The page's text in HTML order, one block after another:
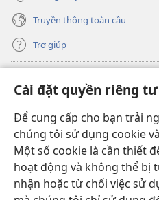
Cài đặt quyền riêng tư
Để cung cấp cho bạn trải
chúng tôi sử dụng cookie
Một số cookie là cần thiết
hoạt động và không thể bị
nhận hoặc từ chối việc sử
Truyền thông toàn cầu
Trợ giúp
(mở
cửa
sổ
mới)
THƯ VIỆN TRỰC TUYẾN Tháp
(mở
cửa
sổ
mới)
JW Hub ®
(mở
cửa
sổ
mới)
JW Library